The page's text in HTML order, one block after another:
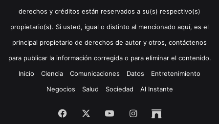
derechos y créditos están reservados a su(s) respectivo(s)
propietario(s). Si usted, igual o distinto al mencionado aquí, es el
principal propietario de derechos de autor y otros, contáctenos
para publicar la información corregida o para eliminar el contenido.
Inicio
Ciencia Comunicaciones Datos
Entretenimiento
Negocios
Salud Sociedad Al Instante
Facebook YouTubeInstagramArchive